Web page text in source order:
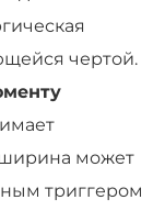
чертой.
может
триггером